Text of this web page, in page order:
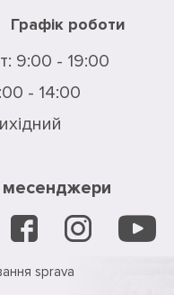
Графік роботи
9:00 - 19:00
- 14:00
месенджери
sprava